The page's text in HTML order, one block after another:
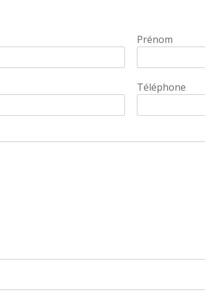
Prénom
Téléphone